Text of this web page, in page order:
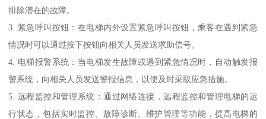
排除潜在的故障。
3. 紧急呼叫按钮：在电梯内外设置紧急呼叫按钮，乘客在遇到紧急
情况时可以通过按下按钮向相关人员发送求助信号。
4. 电梯报警系统：当电梯发生故障或遇到紧急情况时，自动触发报
警系统，向相关人员发送警报信息，以便及时采取应急措施。
5. 远程监控和管理系统：通过网络连接，远程监控和管理电梯的运
行状态，包括实时监控、故障诊断、维护管理等功能，提高电梯的